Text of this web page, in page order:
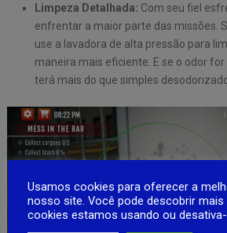
Limpeza Detalhada: Com seu fiel
enfrentar a maior parte das missões.
use a lavadora de alta pressão para
maneira mais eficiente. E se o odor
terá mais do que simples
Usamos cookies para oferecer a
nosso site. Você pode descobrir mais
cookies estamos usando ou